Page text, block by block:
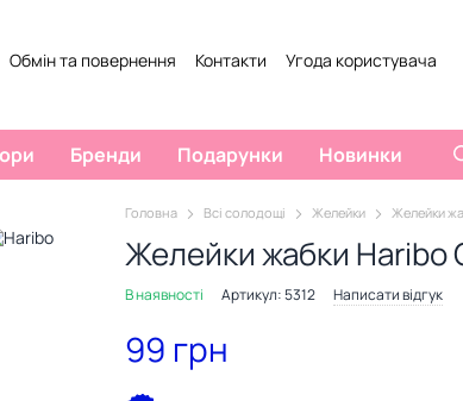
Обмін та повернення Контакти
Угода користувача
Бренди Подарунки Новинки
Головна Всі солодощі Желейки Желейки
Желейки жабки Haribo
В наявності Артикул: 5312 Написати відгук
99 грн